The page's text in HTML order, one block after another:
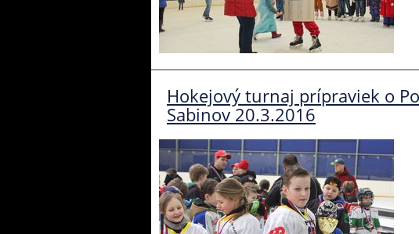
Hokejový turnaj prípraviek o
Sabinov 20.3.2016